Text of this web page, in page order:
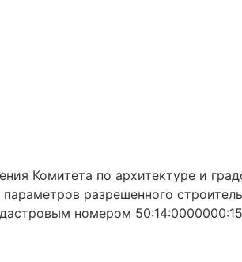
Комитета по архитектуре и
разрешенного
номером